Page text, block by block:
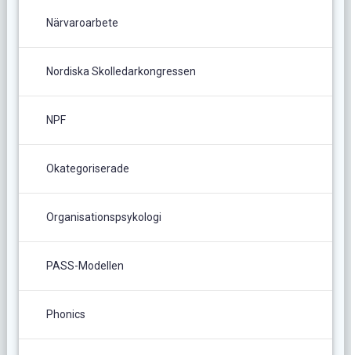
Närvaroarbete
Nordiska Skolledarkongressen
NPF
Okategoriserade
Organisationspsykologi
PASS-Modellen
Phonics